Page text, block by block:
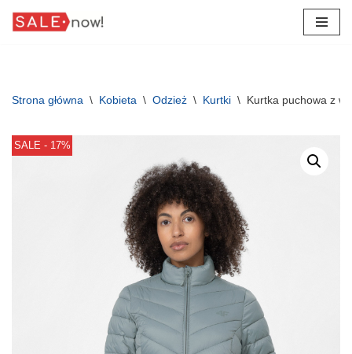
Strona główna \ Kobieta \ Odzież \ Kurtki \ Kurtka puchowa z
SALE - 17%